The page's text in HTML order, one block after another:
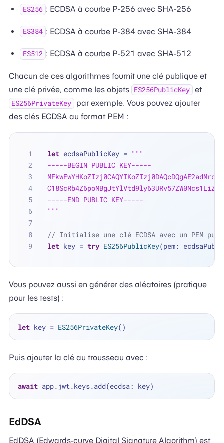
ES256 : ECDSA à courbe P-256 avec SHA-256
ES384 : ECDSA à courbe P-384 avec SHA-384
ES512 : ECDSA à courbe P-521 avec SHA-512
Chacun de ces algorithmes fournit une clé publique et
une clé privée, comme les objets ES256PublicKey et
ES256PrivateKey
par exemple. Vous pouvez ajouter
des clés ECDSA au format PEM :
let ecdsaPublicKey = """
-----BEGIN PUBLIC KEY-----
-----END PUBLIC KEY-----
"""
// Initialise une clé ECDSA avec un PEM
let key = try ES256PublicKey(pem:
Vous pouvez aussi en générer des aléatoires (pratique
pour les tests) :
let key = ES256PrivateKey
Puis ajouter la clé au trousseau avec :
await
EdDSA
EdDSA (Edwards-curve Digital Signature Algorithm) est